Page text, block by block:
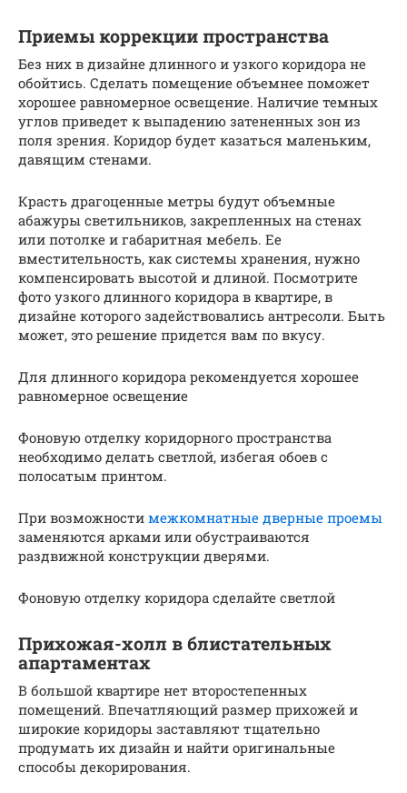
Приемы коррекции пространства
Без них в дизайне длинного и узкого коридора не
обойтись. Сделать помещение объемнее поможет
хорошее равномерное освещение. Наличие темных
углов приведет к выпадению затененных зон из
поля зрения. Коридор будет казаться маленьким,
давящим стенами.
Красть драгоценные метры будут объемные
абажуры светильников, закрепленных на стенах
или потолке и габаритная мебель. Ее
вместительность, как системы хранения, нужно
компенсировать высотой и длиной. Посмотрите
фото узкого длинного коридора в квартире, в
дизайне которого задействовались антресоли. Быть
может, это решение придется вам по вкусу.
Для длинного коридора рекомендуется хорошее
равномерное освещение
Фоновую отделку коридорного пространства
необходимо делать светлой, избегая обоев с
полосатым принтом.
При возможности межкомнатные дверные проемы
заменяются арками или обустраиваются
раздвижной конструкции дверями.
Фоновую отделку коридора сделайте светлой
Прихожая-холл в блистательных
апартаментах
В большой квартире нет второстепенных
помещений. Впечатляющий размер прихожей и
широкие коридоры заставляют тщательно
продумать их дизайн и найти оригинальные
способы декорирования.